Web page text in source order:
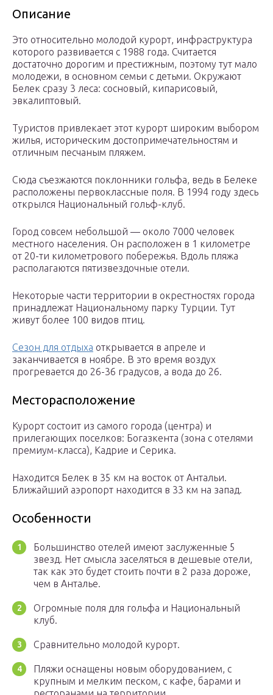
Описание
Это относительно молодой курорт, инфраструктура
которого развивается с 1988 года. Считается
достаточно дорогим и престижным, поэтому тут мало
молодежи, в основном семьи с детьми. Окружают
Белек сразу 3 леса: сосновый, кипарисовый,
эвкалиптовый.
Туристов привлекает этот курорт широким выбором
жилья, историческим достопримечательностям и
отличным песчаным пляжем.
Сюда съезжаются поклонники гольфа, ведь в Белеке
расположены первоклассные поля. В 1994 году здесь
открылся Национальный гольф-клуб.
Город совсем небольшой — около 7000 человек
местного населения. Он расположен в 1 километре
от 20-ти километрового побережья. Вдоль пляжа
располагаются пятизвездочные отели.
Некоторые части территории в окрестностях города
принадлежат Национальному парку Турции. Тут
живут более 100 видов птиц.
Сезон для отдыха открывается в апреле и
заканчивается в ноябре. В это время воздух
прогревается до 26-36 градусов, а вода до 26.
Месторасположение
Курорт состоит из самого города (центра) и
прилегающих поселков: Богазкента (зона с отелями
премиум-класса), Кадрие и Серика.
Находится Белек в 35 км на восток от Антальи.
Ближайший аэропорт находится в 33 км на запад.
Особенности
Большинство отелей имеют заслуженные 5
звезд. Нет смысла заселяться в дешевые отели,
так как это будет стоить почти в 2 раза дороже,
чем в Анталье.
Огромные поля для гольфа и Национальный
клуб.
Сравнительно молодой курорт.
Пляжи оснащены новым оборудованием, с
крупным и мелким песком, с кафе, барами и